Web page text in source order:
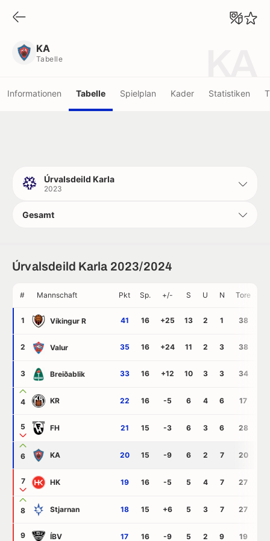
KA
Tabelle
Informationen Tabelle Spielplan Kader Statistiken
Úrvalsdeild Karla
2023
Gesamt
Úrvalsdeild Karla 2023/2024
# Mannschaft Pkt Sp. +/- S U N Tore
1 Víkingur R 41 16 +25 13 2 1 38
2 Valur 35 16 +24 11 2 3 38
3 Breiðablik 33 16 +12 10 3 3 34
4 KR 22 16 -5 6 4 6 17
5 FH 21 15 -3 6 3 6 28
6 KA 20 15 -9 6 2 7 20
7 HK 19 16 -5 5 4 7 27
8 Stjarnan 18 15 +6 5 3 7 27
9 ÍBV 17 16 -9 5 2 9 19